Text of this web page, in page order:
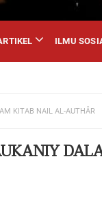
ILMU
KITAB NAIL AL-AUTHÂR